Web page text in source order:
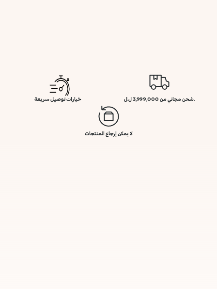
.شحن مجاني من 3,999,000 ل.ل خيارات توصيل سريعة
لا يمكن إرجاع المنتجات